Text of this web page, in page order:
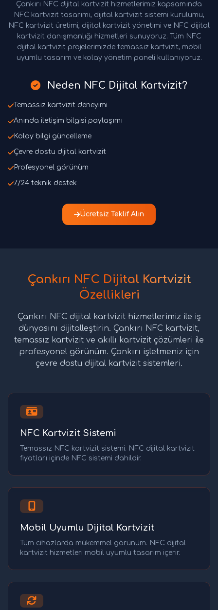
Çankırı NFC dijital kartvizit hizmetlerimiz kapsamında
NFC kartvizit tasarımı, dijital kartvizit sistemi kurulumu,
NFC kartvizit üretimi, dijital kartvizit yönetimi ve NFC dijital
kartvizit danışmanlığı hizmetleri sunuyoruz. Tüm NFC
dijital kartvizit projelerimizde temassız kartvizit, mobil
uyumlu tasarım ve kolay yönetim paneli kullanıyoruz.
Neden NFC Dijital Kartvizit?
Temassız kartvizit deneyimi
Anında iletişim bilgisi paylaşımı
Kolay bilgi güncelleme
Çevre dostu dijital kartvizit
Profesyonel görünüm
7/24 teknik destek
Ücretsiz Teklif Alın
Çankırı NFC Dijital Kartvizit
Özellikleri
Çankırı NFC dijital kartvizit hizmetlerimiz ile iş
dünyasını dijitalleştirin. Çankırı NFC kartvizit,
temassız kartvizit ve akıllı kartvizit çözümleri ile
profesyonel görünüm. Çankırı işletmeniz için
çevre dostu dijital kartvizit sistemleri.
NFC Kartvizit Sistemi
Temassız NFC kartvizit sistemi. NFC dijital kartvizit
fiyatları içinde NFC sistemi dahildir.
Mobil Uyumlu Dijital Kartvizit
Tüm cihazlarda mükemmel görünüm. NFC dijital
kartvizit hizmetleri mobil uyumlu tasarım içerir.